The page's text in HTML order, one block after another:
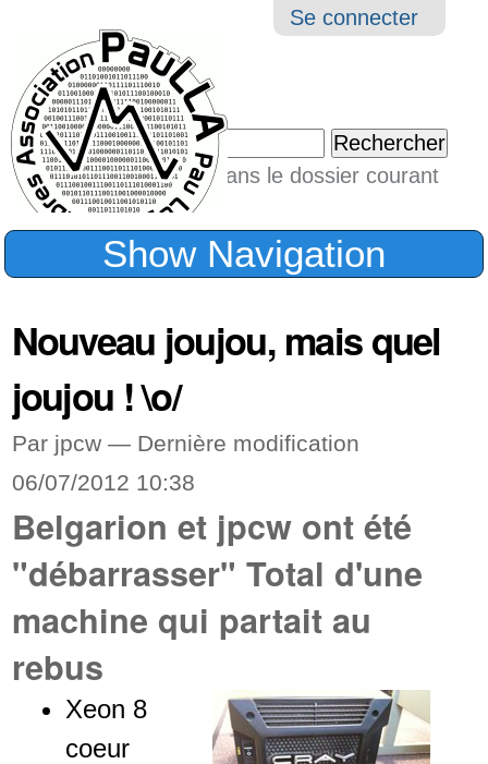
Outils
Se connecter
Chercher par
Seulement dans le dossier courant
Recherche
Show Navigation
Nouveau joujou, mais quel
joujou ! \o/
Par jpcw — Dernière modification
06/07/2012 10:38
Belgarion et jpcw ont été
"débarrasser" Total d'une
machine qui partait au
rebus
Xeon 8
coeur